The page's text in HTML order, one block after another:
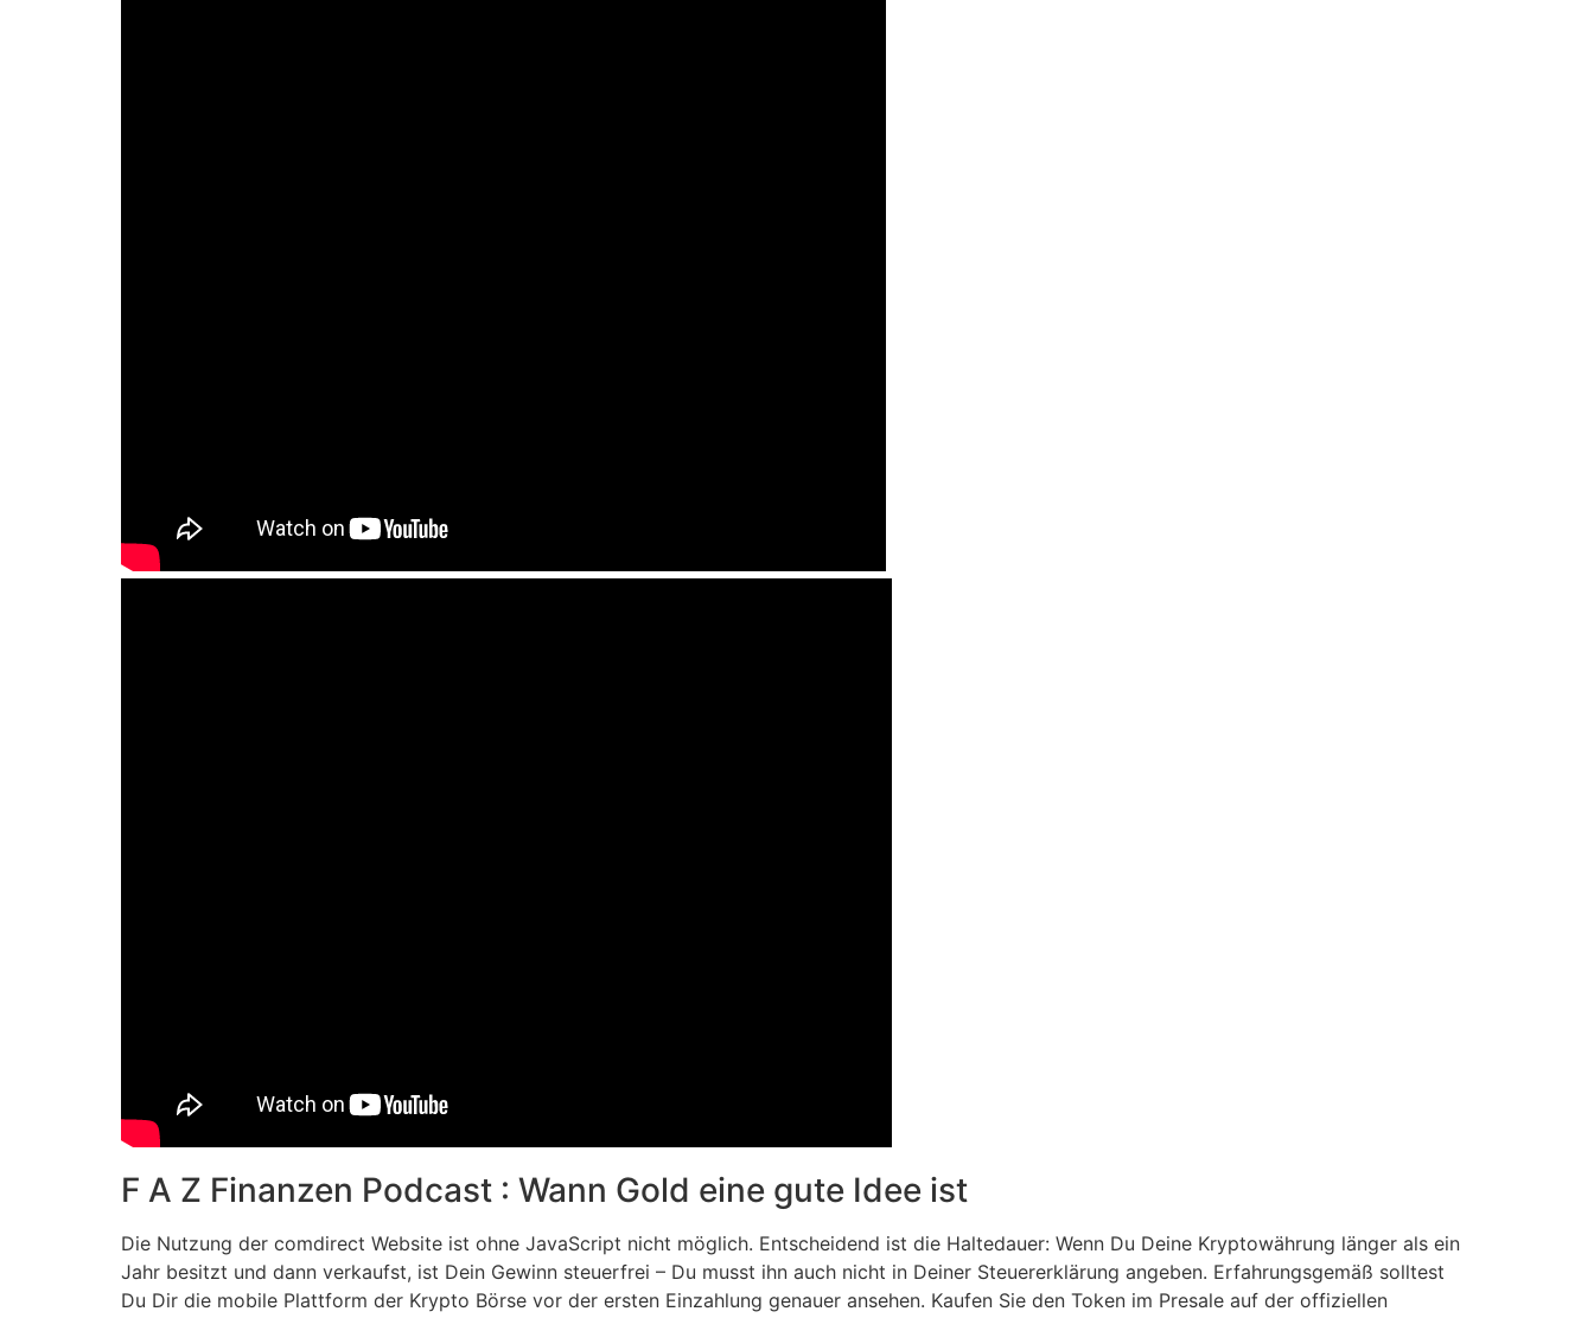
F A Z Finanzen Podcast : Wann Gold eine gute Idee ist
Die Nutzung der comdirect Website ist ohne JavaScript nicht möglich. Entscheidend ist die Haltedauer: Wenn Du Deine Kryptowährung länger als ein
Jahr besitzt und dann verkaufst, ist Dein Gewinn steuerfrei – Du musst ihn auch nicht in Deiner Steuererklärung angeben. Erfahrungsgemäß solltest
Du Dir die mobile Plattform der Krypto Börse vor der ersten Einzahlung genauer ansehen. Kaufen Sie den Token im Presale auf der offiziellen